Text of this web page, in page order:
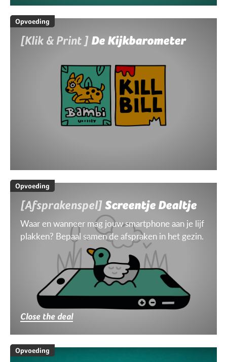
Opvoeding
[Klik & Print ] De Kijkbarometer
Opvoeding
[Afsprakenspel]Screentje Dealtje
Waar en wanneer mag jouw smartphone aan je lijf
plakken? Bepaal samen de afspraken in het gezin.
Close the deal
Opvoeding